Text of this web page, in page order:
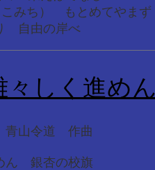
） もとめてやまず
自由の岸べ
々しく進め
山令道 作曲
ん 銀杏の校旗